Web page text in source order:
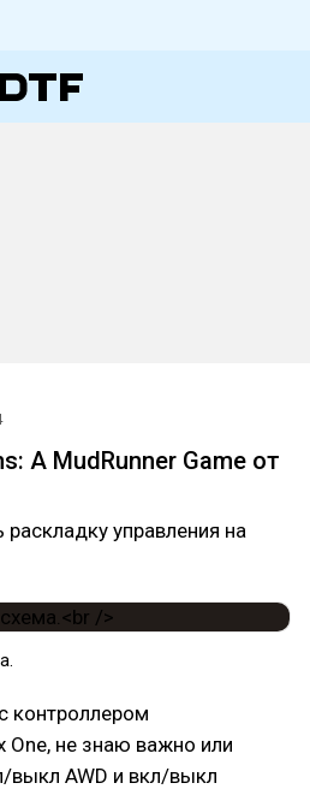
A MudRunner Game от
раскладку управления на
контроллером
One, не знаю важно или
выкл AWD и вкл/выкл